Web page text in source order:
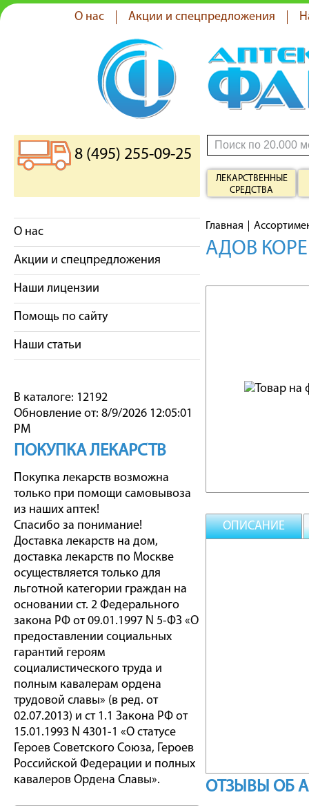
О нас Акции и спецпредложения
8 (495) 255-09-25
ЛЕКАРСТВЕННЫЕ
СРЕДСТВА
О нас
Акции и спецпредложения
Наши лицензии
Помощь по сайту
Наши статьи
В каталоге: 12192
Обновление от: 8/9/2026 12:05:01
PM
ПОКУПКА ЛЕКАРСТВ
Покупка лекарств возможна
только при помощи самовывоза
из наших аптек!
Спасибо за понимание!
Доставка лекарств на дом,
доставка лекарств по Москве
осуществляется только для
льготной категории граждан на
основании ст. 2 Федерального
закона РФ от 09.01.1997 N 5-ФЗ «О
предоставлении социальных
гарантий героям
социалистического труда и
полным кавалерам ордена
трудовой славы» (в ред. от
02.07.2013) и ст 1.1 Закона РФ от
15.01.1993 N 4301-1 «О статусе
Героев Советского Союза, Героев
Российской Федерации и полных
кавалеров Ордена Славы».
Главная
АДОВ
ОПИСАНИЕ
ОТЗЫВЫ ОБ